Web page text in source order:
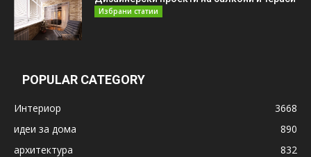
Избрани статии
POPULAR CATEGORY
Интериор
3668
идеи за дома
890
архитектура
832